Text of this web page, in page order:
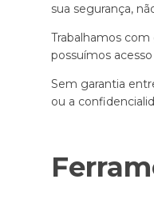
sua segurança,
Trabalhamos
possuímos
Sem garantia
ou a